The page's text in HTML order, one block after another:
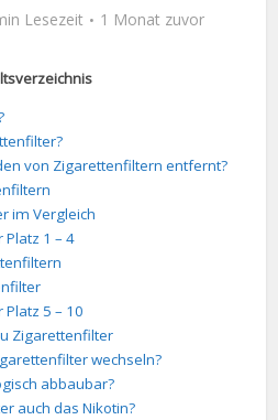
Lesezeit 1 Monat zuvor
von Zigarettenfiltern entfernt?
im Vergleich
1 – 4
5 – 10
Zigarettenfilter
wechseln?
abbaubar?
auch das Nikotin?